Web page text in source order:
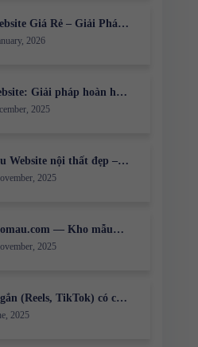
Giá Rẻ – Giải Pháp
Website Hiệu Quả Cho
2026
Giải pháp hoàn hảo
nghiệp của bạn 🚀
2025
Website nội thất đẹp –
giúp doanh nghiệp thu
2025
— Kho mẫu
chuyên nghiệp cho mọi
2025
(Reels, TikTok) có còn
trong năm 2025?
2025